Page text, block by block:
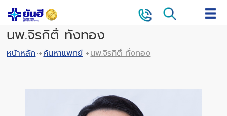
นพ.จิรกิติ์ ทั่งทอง
หน้าหลัก ค้นหาแพทย์ นพ.จิรกิติ์ ทั่งทอง